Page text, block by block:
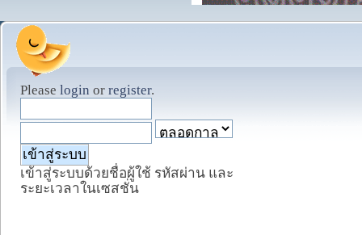
Please login or register.
เข้าสู่ระบบด้วยชื่อผู้ใช้ รหัสผ่าน และ
ระยะเวลาในเซสชั่น